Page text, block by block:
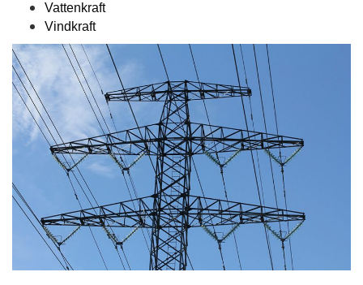
Vattenkraft
Vindkraft